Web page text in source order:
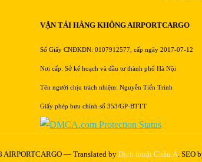
VẬN TẢI HÀNG KHÔNG AIRPORTCARGO
Số Giấy CNĐKDN: 0107912577, cấp ngày 2017-07-12
Nơi cấp: Sở kế hoạch và đầu tư thành phố Hà Nội
Tên người chịu trách nhiệm: Nguyễn Tiến Trình
Giấy phép bưu chính số 353/GP-BTTT
AIRPORTCARGO — Translated by Dịch thuật Châu Á . SEO